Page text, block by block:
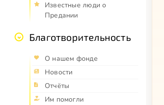
Известные люди о
Предании
Благотворительность
О нашем фонде
Новости
Отчёты
Им помогли